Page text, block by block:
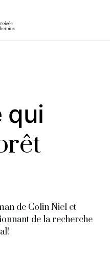
qui
de Colin Niel et
de la recherche